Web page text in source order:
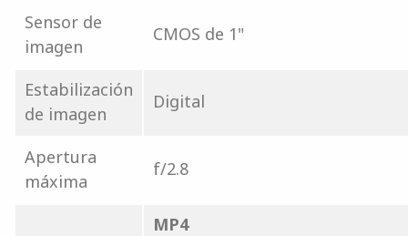
Sensor de
imagen
CMOS de 1"
Estabilización
de imagen
Digital
Apertura
máxima
f/2.8
MP4